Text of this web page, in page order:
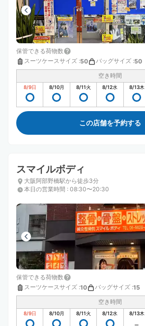
保管できる荷物数
スーツケースサイズ :50 バッグサイズ :50
空き時間
8/9日 8/10月 8/11火 8/12水 8/13木
この店舗を予約する
スマイルボディ
大阪阿部野橋駅から徒歩3分
本日の営業時間 : 08:30〜20:30
保管できる荷物数
スーツケースサイズ :10 バッグサイズ :15
空き時間
8/9日 8/10月 8/11火 8/12水 8/13木